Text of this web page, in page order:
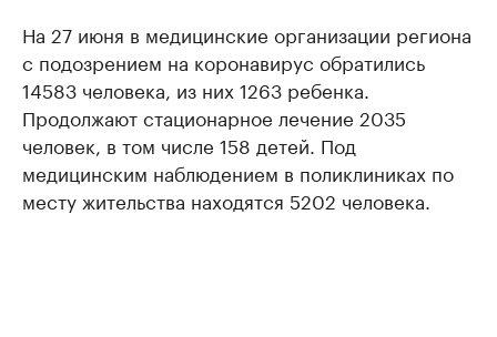
На 27 июня в медицинские организации региона
с подозрением на коронавирус обратились
14583 человека, из них 1263 ребенка.
Продолжают стационарное лечение 2035
человек, в том числе 158 детей. Под
медицинским наблюдением в поликлиниках по
месту жительства находятся 5202 человека.